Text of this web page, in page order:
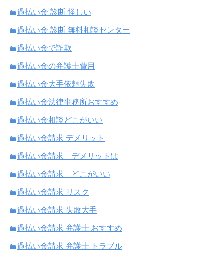
過払い金 診断 怪しい
過払い金 診断 無料相談センター
過払い金で詐欺
過払い金の弁護士費用
過払い金大手依頼失敗
過払い金法律事務所おすすめ
過払い金相談どこがいい
過払い金請求 デメリット
過払い金請求 デメリットは
過払い金請求 どこがいい
過払い金請求 リスク
過払い金請求 失敗大手
過払い金請求 弁護士 おすすめ
過払い金請求 弁護士 トラブル